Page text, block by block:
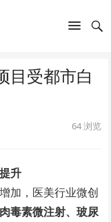
受都市白
64浏览
升
加，医美行业微创
肉毒素微注射、玻尿